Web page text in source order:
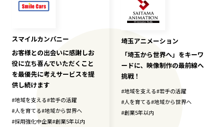
スマイルカンパニー
お客様との出会いに感謝しお
役に立ち喜んでいただくこと
を最優先に考えサービスを提
供し続けます
#地域を支える#若手の活躍
#人を育てる#地域から世界へ
#採用強化中企業#創業5年以内
埼玉アニメーション
「埼玉から世界へ」をキーワ
ードに、映像制作の最前線へ
挑戦！
#地域を支える#若手の活躍
#人を育てる#地域から世界へ
#創業5年以内